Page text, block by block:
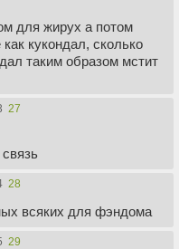
для жирух а потом
кукондал, сколько
таким образом мстит
27
28
всяких для фэндома
29